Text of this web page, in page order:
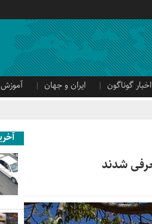
اخبار گوناگون ایران و جهان